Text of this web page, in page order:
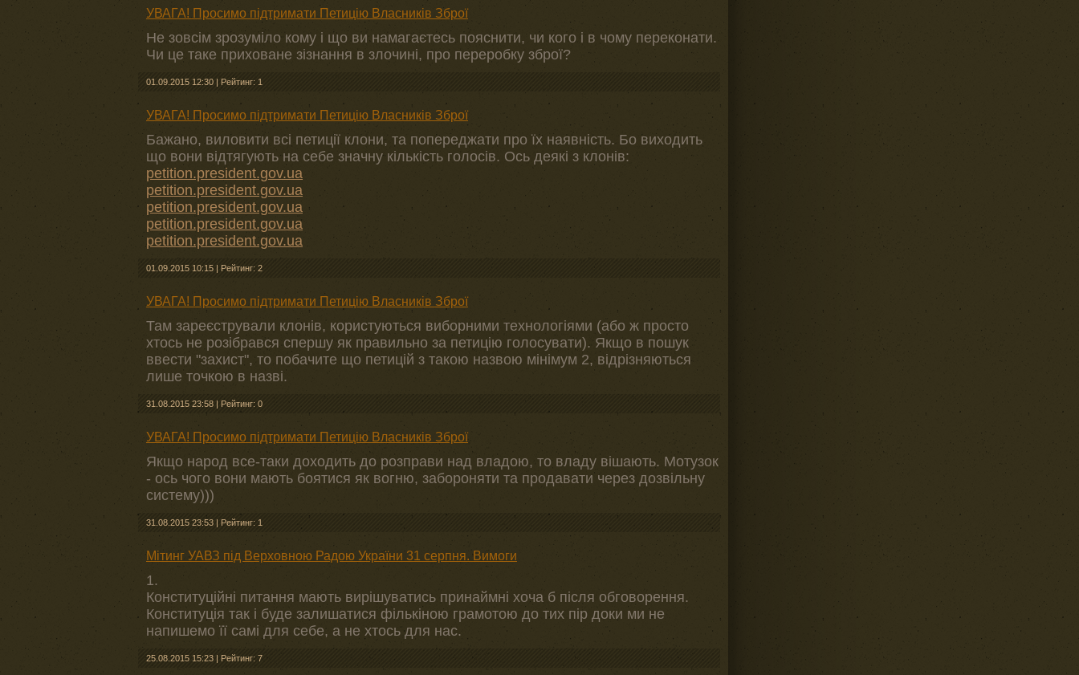
УВАГА! Просимо підтримати Петицію Власників Зброї
Не зовсім зрозуміло кому і що ви намагаєтесь пояснити, чи кого і в чому переконати.
Чи це таке приховане зізнання в злочині, про переробку зброї?
01.09.2015 12:30 | Рейтинг: 1
УВАГА! Просимо підтримати Петицію Власників Зброї
Бажано, виловити всі петиції клони, та попереджати про їх наявність. Бо виходить
що вони відтягують на себе значну кількість голосів. Ось деякі з клонів:
petition.president.gov.ua
petition.president.gov.ua
petition.president.gov.ua
petition.president.gov.ua
petition.president.gov.ua
01.09.2015 10:15 | Рейтинг: 2
УВАГА! Просимо підтримати Петицію Власників Зброї
Там зареєстрували клонів, користуються виборними технологіями (або ж просто
хтось не розібрався спершу як правильно за петицію голосувати). Якщо в пошук
ввести "захист", то побачите що петицій з такою назвою мінімум 2, відрізняються
лише точкою в назві.
31.08.2015 23:58 | Рейтинг: 0
УВАГА! Просимо підтримати Петицію Власників Зброї
Якщо народ все-таки доходить до розправи над владою, то владу вішають. Мотузок
- ось чого вони мають боятися як вогню, забороняти та продавати через дозвільну
систему)))
31.08.2015 23:53 | Рейтинг: 1
Мітинг УАВЗ під Верховною Радою України 31 серпня. Вимоги
1.
Конституційні питання мають вирішуватись принаймні хоча б після обговорення.
Конституція так і буде залишатися фількіною грамотою до тих пір доки ми не
напишемо її самі для себе, а не хтось для нас.
25.08.2015 15:23 | Рейтинг: 7